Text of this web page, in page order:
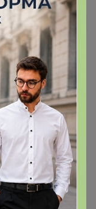
уже получил заказ!
мусор отлично!
но я
уже получил заказ!